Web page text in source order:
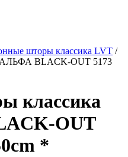
шторы классика LVT /
АЛЬФА BLACK-OUT 5173
классика
OUT
*